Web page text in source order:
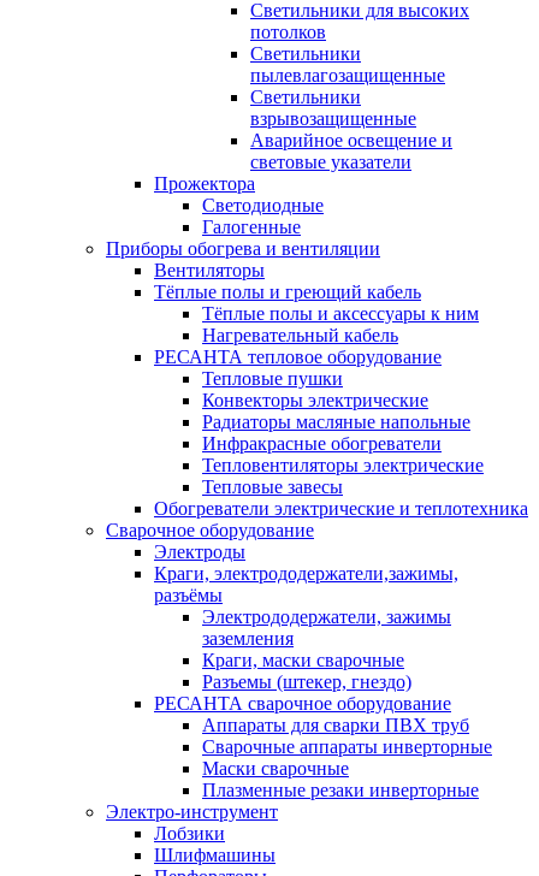
Светильники для высоких
потолков
Светильники
пылевлагозащищенные
Светильники
взрывозащищенные
Аварийное освещение и
световые указатели
Прожектора
Светодиодные
Галогенные
Приборы обогрева и вентиляции
Вентиляторы
Тёплые полы и греющий кабель
Тёплые полы и аксессуары к ним
Нагревательный кабель
РЕСАНТА тепловое оборудование
Тепловые пушки
Конвекторы электрические
Радиаторы масляные напольные
Инфракрасные обогреватели
Тепловентиляторы электрические
Тепловые завесы
Обогреватели электрические и теплотехника
Сварочное оборудование
Электроды
Краги, электрододержатели,зажимы,
разъёмы
Электрододержатели, зажимы
заземления
Краги, маски сварочные
Разъемы (штекер, гнездо)
РЕСАНТА сварочное оборудование
Аппараты для сварки ПВХ труб
Сварочные аппараты инверторные
Маски сварочные
Плазменные резаки инверторные
Электро-инструмент
Лобзики
Шлифмашины